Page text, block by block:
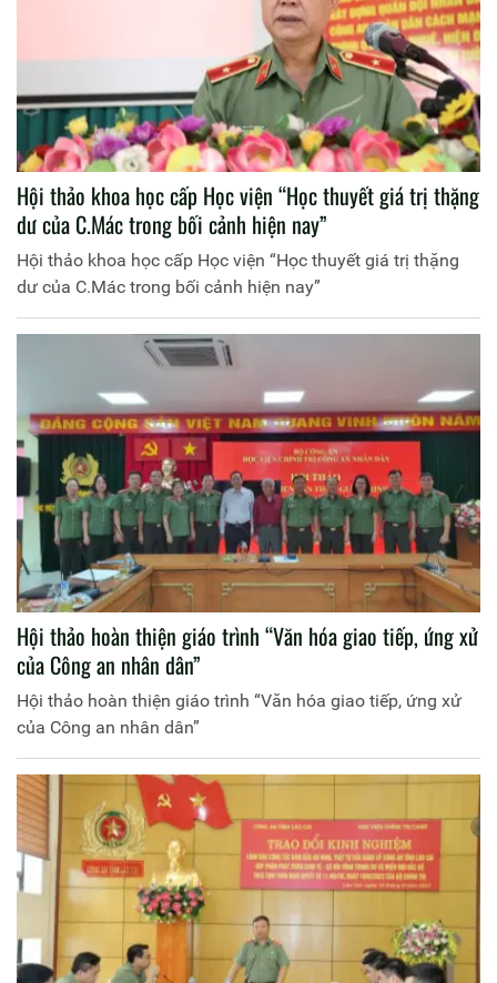
Hội thảo khoa học cấp Học viện “Học thuyết giá trị thặng
dư của C.Mác trong bối cảnh hiện nay”
Hội thảo khoa học cấp Học viện “Học thuyết giá trị thặng
dư của C.Mác trong bối cảnh hiện nay”
Hội thảo hoàn thiện giáo trình “Văn hóa giao tiếp, ứng xử
của Công an nhân dân”
Hội thảo hoàn thiện giáo trình “Văn hóa giao tiếp, ứng xử
của Công an nhân dân”